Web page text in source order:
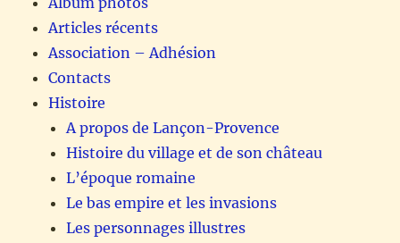
Articles récents
Association – Adhésion
Contacts
Histoire
A propos de Lançon-Provence
Histoire du village et de son château
L’époque romaine
Le bas empire et les invasions
Les personnages illustres